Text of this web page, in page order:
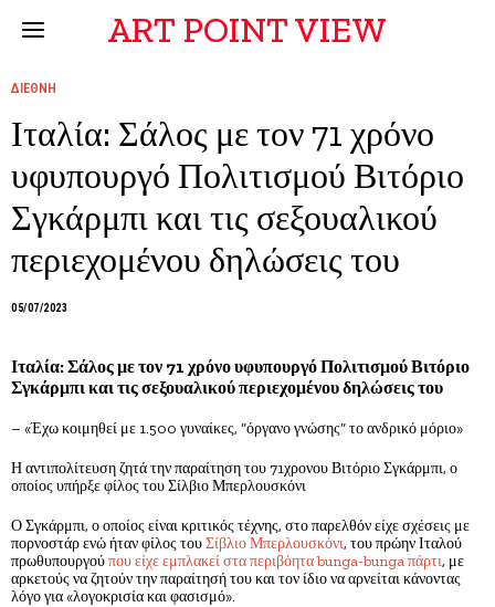
ART POINT VIEW
ΔΙΕΘΝΗ
Ιταλία: Σάλος με τον 71 χρόνο
υφυπουργό Πολιτισμού Βιτόριο
Σγκάρμπι και τις σεξουαλικού
περιεχομένου δηλώσεις του
05/07/2023
Ιταλία: Σάλος με τον 71 χρόνο υφυπουργό Πολιτισμού Βιτόριο
Σγκάρμπι και τις σεξουαλικού περιεχομένου δηλώσεις του
– «Έχω κοιμηθεί με 1.500 γυναίκες, “όργανο γνώσης” το ανδρικό μόριο»
Η αντιπολίτευση ζητά την παραίτηση του 71χρονου Βιτόριο Σγκάρμπι, ο
οποίος υπήρξε φίλος του Σίλβιο Μπερλουσκόνι
Ο Σγκάρμπι, ο οποίος είναι κριτικός τέχνης, στο παρελθόν είχε σχέσεις με
πορνοστάρ ενώ ήταν φίλος τουΣίβλιο Μπερλουσκόνι, του πρώην Ιταλού
πρωθυπουργούπου είχε εμπλακεί στα περιβόητα bunga-bunga πάρτι, με
αρκετούς να ζητούν την παραίτησή του και τον ίδιο να αρνείται κάνοντας
λόγο για «λογοκρισία και φασισμό».